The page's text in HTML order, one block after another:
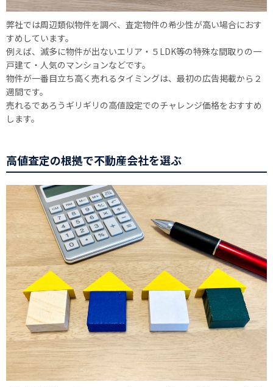
弊社では周辺類似物件を調べ、査定物件の希少性が高い場合におす
すめしています。
例えば、滅多に物件が出ないエリア・５LDK等の特殊な間取りの一
戸建て・人気のマンションなどです。
物件が一番目立ち高く売れるタイミングは、最初の広告掲載から２
週間です。
売れるであろうギリギリの高値設定でのチャレンジ価格をおすすめ
します。
高値査定の根拠で不動産会社を選ぶ